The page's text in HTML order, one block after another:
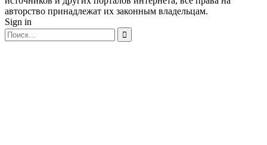
авторство принадлежат их законным владельцам.
Sign in